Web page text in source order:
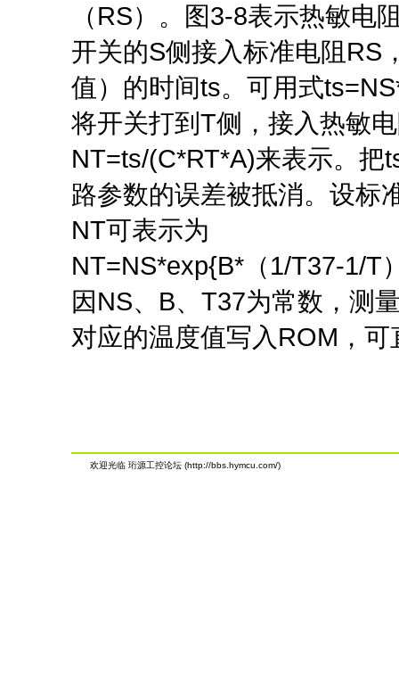
（RS）。图3-8表示热敏电
开关的S侧接入标准电阻RS
值）的时间ts。可用式
将开关打到T侧，接入热敏
NT=ts/(C*RT*A)来表示。把
路参数的误差被抵消。设标
NT可表示为
NT=NS*exp{B*（1/T37-1/
因NS、B、T37为常数，测
对应的温度值写入ROM，
欢迎光临 珩源工控论坛 (http://bbs.hymcu.com/)